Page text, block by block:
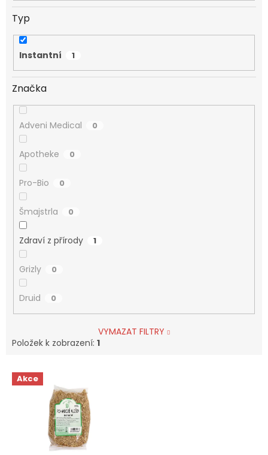
Typ
Instantní 1
Značka
Adveni Medical 0
Apotheke 0
Pro-Bio 0
Šmajstrla 0
Zdraví z přírody 1
Grizly 0
Druid 0
VYMAZAT FILTRY
Položek k zobrazení: 1
V Akce